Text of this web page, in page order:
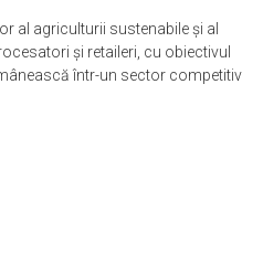
al agriculturii sustenabile și al
și retaileri, cu obiectivul
într-un sector competitiv